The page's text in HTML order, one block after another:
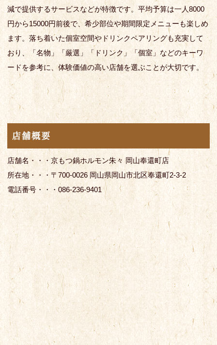
減で提供するサービスなどが特徴です。平均予算は一人8000
円から15000円前後で、希少部位や期間限定メニューも楽しめ
ます。落ち着いた個室空間やドリンクペアリングも充実して
おり、「名物」「厳選」「ドリンク」「個室」などのキーワ
ードを参考に、体験価値の高い店舗を選ぶことが大切です。
店舗概要
店舗名・・・京もつ鍋ホルモン朱々 岡山奉還町店
所在地・・・〒700-0026 岡山県岡山市北区奉還町2-3-2
電話番号・・・086-236-9401